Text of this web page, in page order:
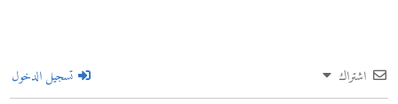
اشتراك تسجيل الدخول